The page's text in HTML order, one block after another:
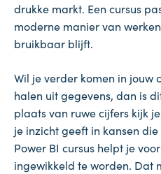
drukke markt. Een cursus
moderne manier van
bruikbaar blijft.
Wil je verder komen in jouw
halen uit gegevens, dan is
plaats van ruwe cijfers kijk
je inzicht geeft in kansen
Power BI cursus helpt je
ingewikkeld te worden. Dat